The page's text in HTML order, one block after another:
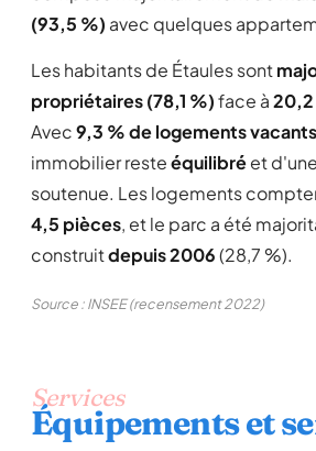
(93,5 %) avec quelques
Les habitants de Étaules sont
propriétaires (78,1 %)face à20,2
Avec9,3 % de logements vacants
immobilier resteéquilibréet
soutenue. Les logements
4,5 pièces, et le parc a été
construitdepuis 2006(28,7 %).
Source : INSEE (recensement 2022)
Services
Équipements et